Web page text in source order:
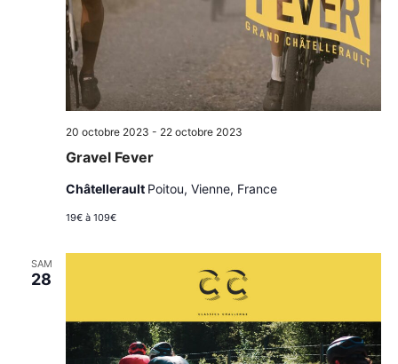
Gravel Fever
20 octobre 2023 - 22 octobre 2023
Châtellerault Poitou, Vienne, France
19€ à 109€
SAM
28